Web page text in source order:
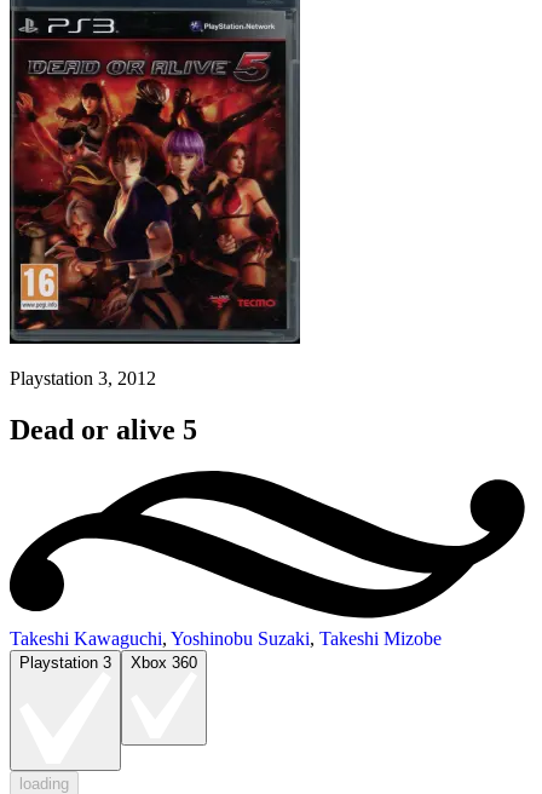
Playstation 3, 2012
Dead or alive 5
Takeshi Kawaguchi, Yoshinobu Suzaki, Takeshi Mizobe
Playstation 3 Xbox 360
loading